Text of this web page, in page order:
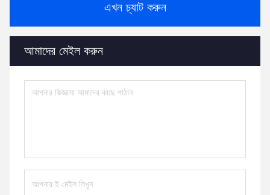
এখন চ্যাট করুন
আমাদের মেইল করুন